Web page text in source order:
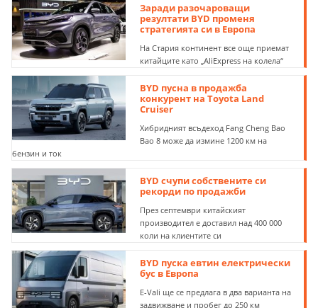
Заради разочароващи
резултати BYD променя
стратегията си в Европа
На Стария континент все още приемат
китайците като „AliExpress на колела“
BYD пусна в продажба
конкурент на Toyota Land
Cruiser
Хибридният всъдеход Fang Cheng Bao
Bao 8 може да измине 1200 км на
бензин и ток
BYD счупи собствените си
рекорди по продажби
През септември китайският
производител е доставил над 400 000
коли на клиентите си
BYD пуска евтин електрически
бус в Европа
E-Vali ще се предлага в два варианта на
задвижване и пробег до 250 км